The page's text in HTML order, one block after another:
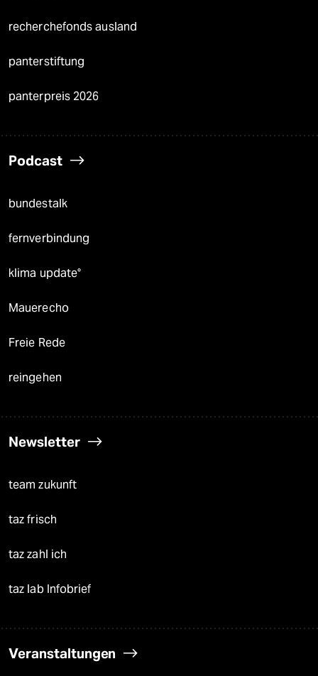
recherchefonds ausland
panterstiftung
panterpreis 2026
Podcast
bundestalk
fernverbindung
klima update°
Mauerecho
Freie Rede
reingehen
Newsletter
team zukunft
taz frisch
taz zahl ich
taz lab Infobrief
Veranstaltungen